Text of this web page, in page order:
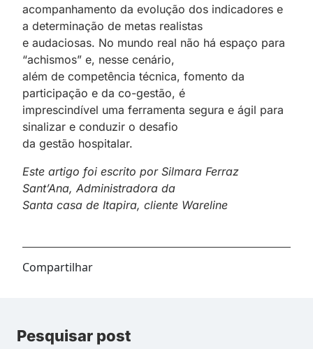
acompanhamento da evolução dos indicadores e
a determinação de metas realistas
e audaciosas. No mundo real não há espaço para
“achismos” e, nesse cenário,
além de competência técnica, fomento da
participação e da co-gestão, é
imprescindível uma ferramenta segura e ágil para
sinalizar e conduzir o desafio
da gestão hospitalar.
Este artigo foi escrito por Silmara Ferraz
Sant’Ana, Administradora da
Santa casa de Itapira, cliente Wareline
Compartilhar
Pesquisar post